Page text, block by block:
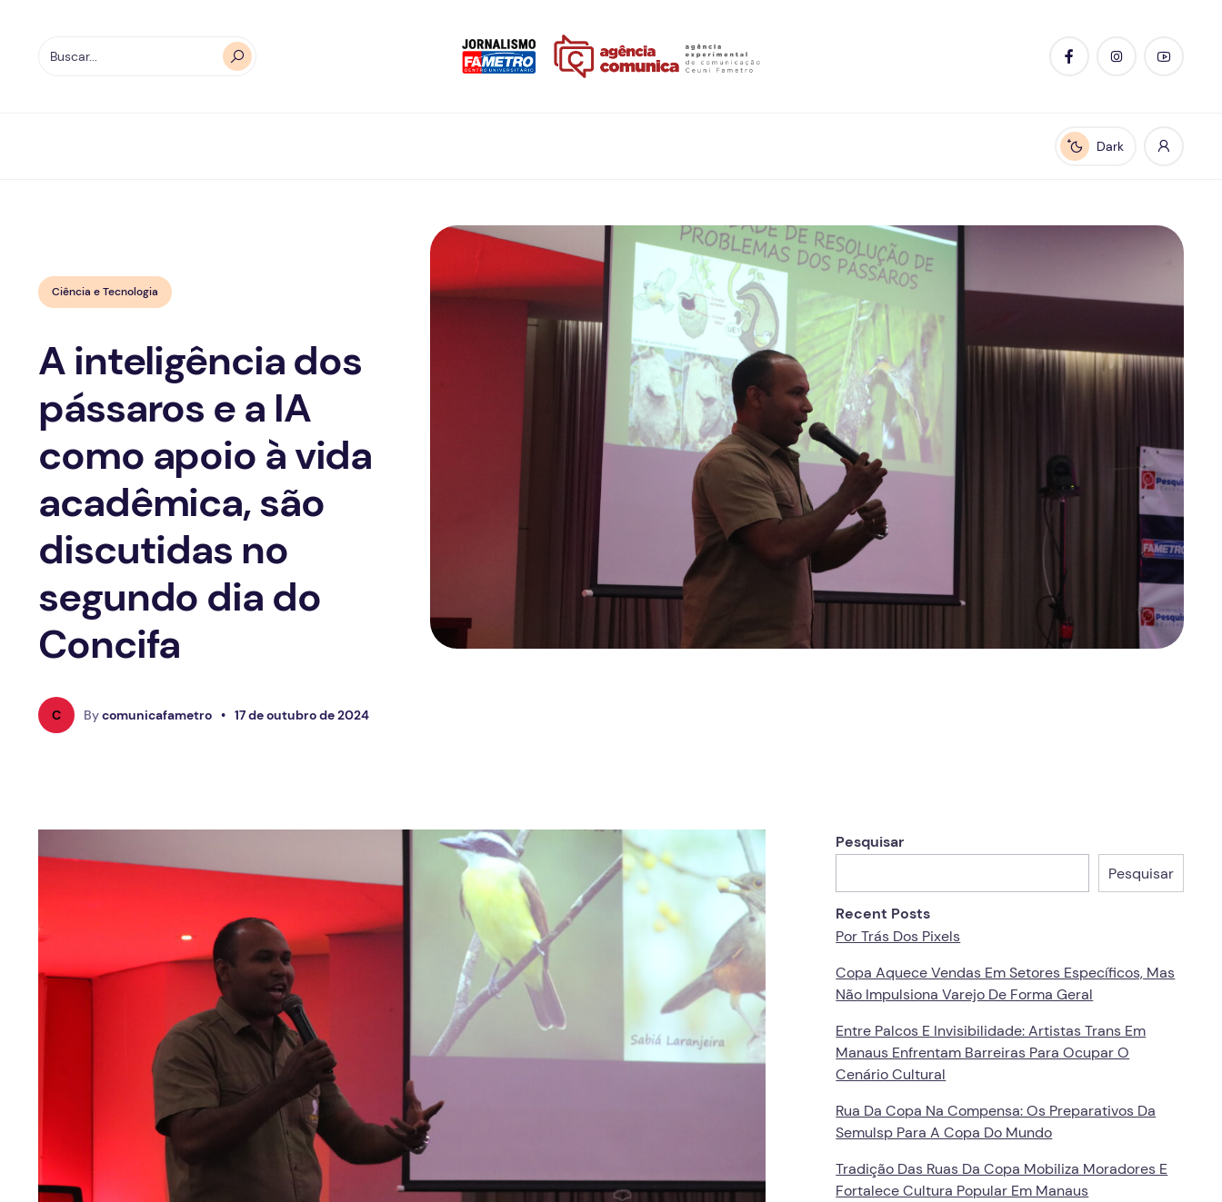
Enable dark mode
Dark
Ciência e Tecnologia
A inteligência dos
pássaros e a IA
como apoio à vida
acadêmica, são
discutidas no
segundo dia do
Concifa
C Bycomunicafametro • 17 de outubro de 2024
Pesquisar
Pesquisar
Recent Posts
Por Trás Dos Pixels
Copa Aquece Vendas Em Setores Específicos, Mas
Não Impulsiona Varejo De Forma Geral
Entre Palcos E Invisibilidade: Artistas Trans Em
Manaus Enfrentam Barreiras Para Ocupar O
Cenário Cultural
Rua Da Copa Na Compensa: Os Preparativos Da
Semulsp Para A Copa Do Mundo
Tradição Das Ruas Da Copa Mobiliza Moradores E
Fortalece Cultura Popular Em Manaus